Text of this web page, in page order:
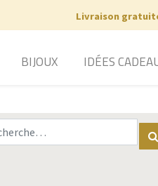
Livraison
BIJOUX IDÉES